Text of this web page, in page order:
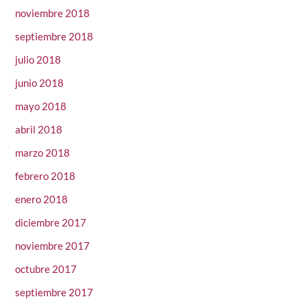
noviembre 2018
septiembre 2018
julio 2018
junio 2018
mayo 2018
abril 2018
marzo 2018
febrero 2018
enero 2018
diciembre 2017
noviembre 2017
octubre 2017
septiembre 2017